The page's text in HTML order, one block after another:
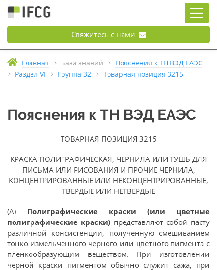
Свяжитесь с нами
Главная База знаний
Пояснения к ТН ВЭД ЕАЭС
Раздел VI
Группа 32 Товарная позиция 3215
Пояснения к ТН ВЭД ЕАЭС
ТОВАРНАЯ ПОЗИЦИЯ 3215
КРАСКА ПОЛИГРАФИЧЕСКАЯ, ЧЕРНИЛА ИЛИ ТУШЬ ДЛЯ
ПИСЬМА ИЛИ РИСОВАНИЯ И ПРОЧИЕ ЧЕРНИЛА,
КОНЦЕНТРИРОВАННЫЕ ИЛИ НЕКОНЦЕНТРИРОВАННЫЕ,
ТВЕРДЫЕ ИЛИ НЕТВЕРДЫЕ
(А) Полиграфические краски (или цветные
полиграфические краски) представляют собой пасту
различной консистенции, полученную смешиванием
тонко измельченного черного или цветного пигмента с
пленкообразующим веществом. При изготовлении
черной краски пигментом обычно служит сажа, при